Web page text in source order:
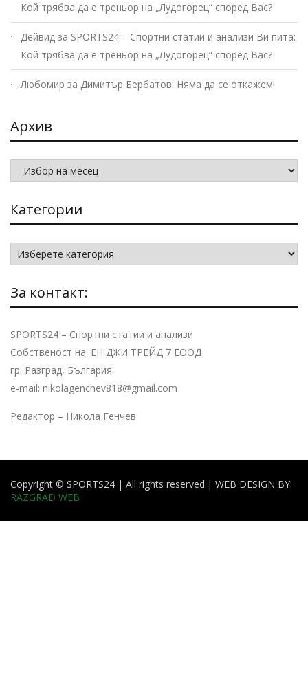
Кой трябва да е треньор на „Лудогорец“ според Вас?
Дейвид за SPORTS24 – Спортни статии и анализи Ви пита:
Кой трябва да е треньор на „Лудогорец“ според Вас?
Любомир за Димитър Бербатов: Няма да се откажем!
Архив
Архив
Категории
Категории
За контакт:
SPORTS24 – Спортни статии и анализи
Собственост на: ЕН ДЖИ ТРЕЙД 7 ЕООД
гр. Разград, България
e-mail: nikolagenchev818@gmail.com
Редактор – Никола Генчев
Copyright © SPORTS24 | All rights reserved. | WEB DESIGN BY:
RAZGRAD WEB